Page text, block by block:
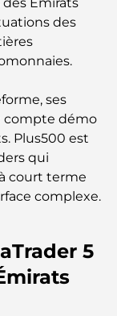
de classe
fitness
arabes unis :
et
guide
des
ses
compte démo
Plus500 est
qui
court terme
complexe.
5